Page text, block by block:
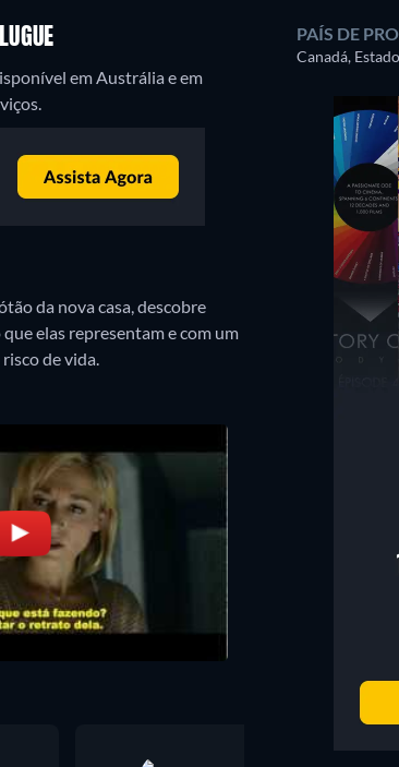
em Austrália e em
da nova casa, descobre
elas representam e com um
de vida.
PAÍS DE
Canadá,